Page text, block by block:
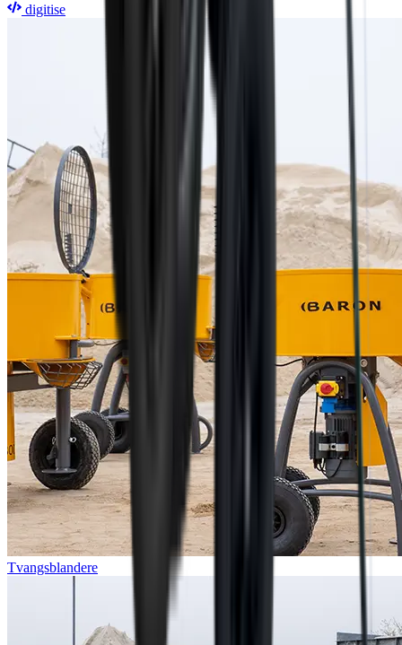
digitise
Tvangsblandere